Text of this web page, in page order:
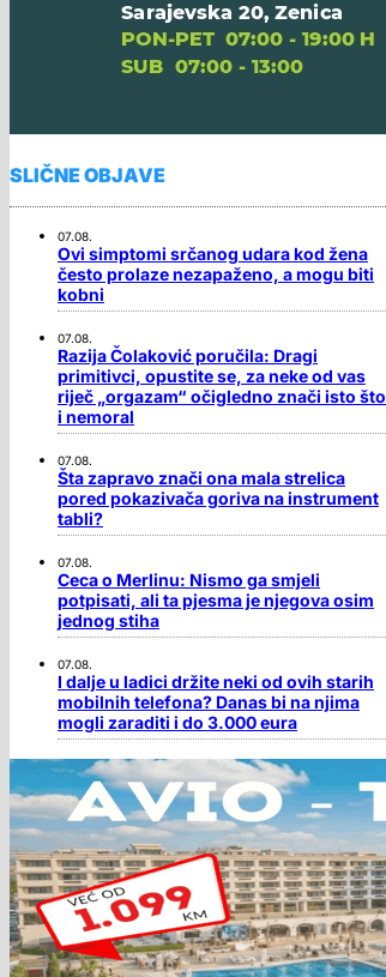
SLIČNE OBJAVE
07.08.
Ovi simptomi srčanog udara kod žena
često prolaze nezapaženo, a mogu biti
kobni
07.08.
Razija Čolaković poručila: Dragi
primitivci, opustite se, za neke od vas
riječ „orgazam“ očigledno znači isto što
i nemoral
07.08.
Šta zapravo znači ona mala strelica
pored pokazivača goriva na instrument
tabli?
07.08.
Ceca o Merlinu: Nismo ga smjeli
potpisati, ali ta pjesma je njegova osim
jednog stiha
07.08.
I dalje u ladici držite neki od ovih starih
mobilnih telefona? Danas bi na njima
mogli zaraditi i do 3.000 eura